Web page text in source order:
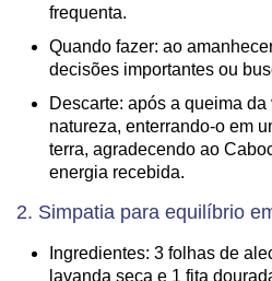
frequenta.
Quando fazer: ao
decisões importantes ou
Descarte: após a queima
natureza, enterrando-o em
terra, agradecendo ao
energia recebida.
2. Simpatia para equilíbrio
Ingredientes: 3 folhas de
lavanda seca e 1 fita